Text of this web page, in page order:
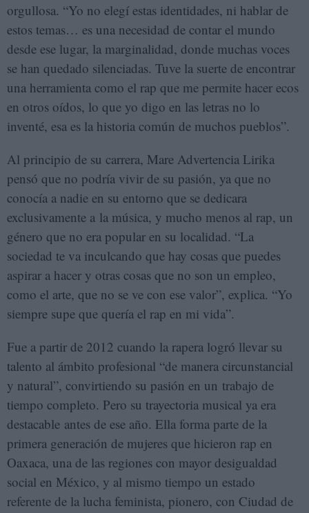
orgullosa. “Yo no elegí estas identidades, ni hablar de
estos temas… es una necesidad de contar el mundo
desde ese lugar, la marginalidad, donde muchas voces
se han quedado silenciadas. Tuve la suerte de encontrar
una herramienta como el rap que me permite hacer ecos
en otros oídos, lo que yo digo en las letras no lo
inventé, esa es la historia común de muchos pueblos”.
Al principio de su carrera, Mare Advertencia Lirika
pensó que no podría vivir de su pasión, ya que no
conocía a nadie en su entorno que se dedicara
exclusivamente a la música, y mucho menos al rap, un
género que no era popular en su localidad. “La
sociedad te va inculcando que hay cosas que puedes
aspirar a hacer y otras cosas que no son un empleo,
como el arte, que no se ve con ese valor”, explica. “Yo
siempre supe que quería el rap en mi vida”.
Fue a partir de 2012 cuando la rapera logró llevar su
talento al ámbito profesional “de manera circunstancial
y natural”, convirtiendo su pasión en un trabajo de
tiempo completo. Pero su trayectoria musical ya era
destacable antes de ese año. Ella forma parte de la
primera generación de mujeres que hicieron rap en
Oaxaca, una de las regiones con mayor desigualdad
social en México, y al mismo tiempo un estado
referente de la lucha feminista, pionero, con Ciudad de